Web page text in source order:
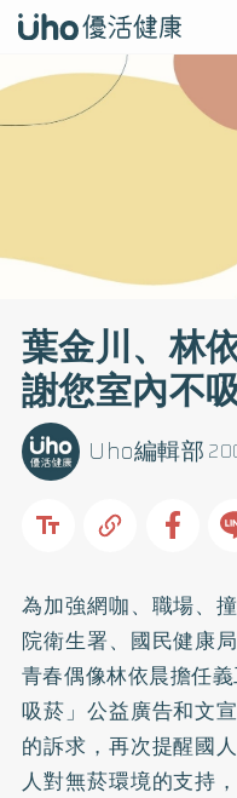
葉金川、林
謝您室內不
Uho編輯部
為加強網咖、職場、
院衛生署、國民健康
青春偶像林依晨擔任
吸菸」公益廣告和文
的訴求，再次提醒國
人對無菸環境的支持